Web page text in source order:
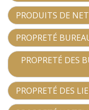
PRODUITS DE
PROPRETÉ
PROPRETÉ DES
PROPRETÉ DES